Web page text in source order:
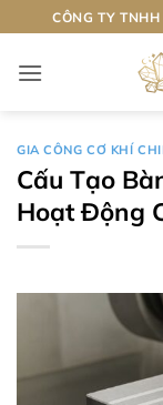
qua
nội
CÔNG TY
GIA CÔNG CƠ KHÍ
Cấu Tạo
Hoạt Động